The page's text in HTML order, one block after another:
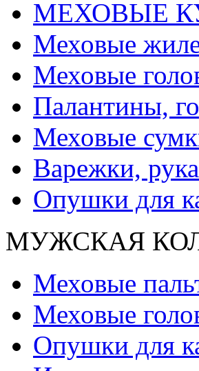
МЕХОВЫЕ
Меховые
Меховые
Палантины,
Меховые
Варежки,
Опушки для
МУЖСКАЯ
Меховые
Меховые
Опушки для